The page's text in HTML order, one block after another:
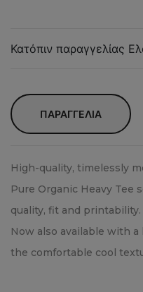
Κατόπιν παραγγελίας
ΠΑΡΑΓΓΕΛΙΑ
High-quality, timelessly
Pure Organic Heavy Tee
quality, fit and
Now also available with
the comfortable cool